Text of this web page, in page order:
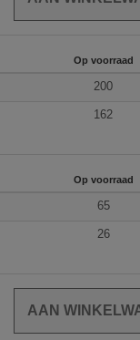
Op voorraad
200
162
Op voorraad
65
26